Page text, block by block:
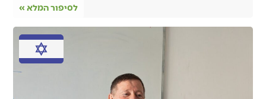
לסיפור המלא »